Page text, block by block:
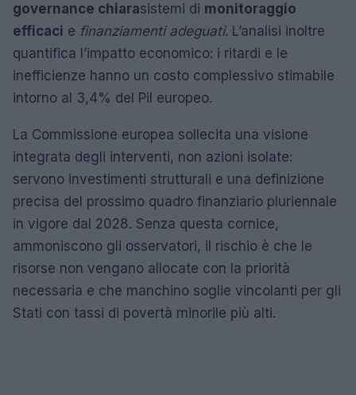
governance chiarasistemi di monitoraggio
efficaci e finanziamenti adeguati. L’analisi inoltre
quantifica l’impatto economico: i ritardi e le
inefficienze hanno un costo complessivo stimabile
intorno al 3,4% del Pil europeo.
La Commissione europea sollecita una visione
integrata degli interventi, non azioni isolate:
servono investimenti strutturali e una definizione
precisa del prossimo quadro finanziario pluriennale
in vigore dal 2028. Senza questa cornice,
ammoniscono gli osservatori, il rischio è che le
risorse non vengano allocate con la priorità
necessaria e che manchino soglie vincolanti per gli
Stati con tassi di povertà minorile più alti.